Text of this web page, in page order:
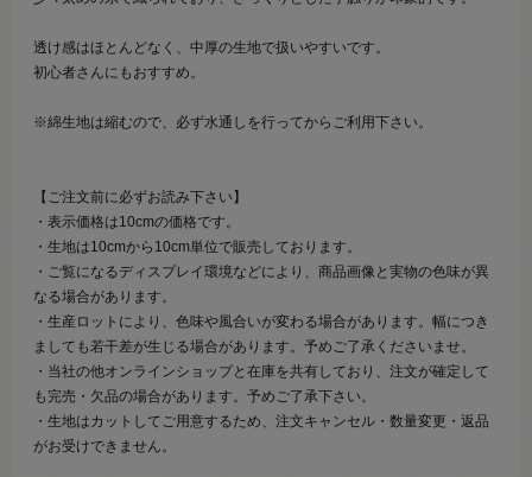
透け感はほとんどなく、中厚の生地で扱いやすいです。
初心者さんにもおすすめ。
※綿生地は縮むので、必ず水通しを行ってからご利用下さい。
【ご注文前に必ずお読み下さい】
・表示価格は10cmの価格です。
・生地は10cmから10cm単位で販売しております。
・ご覧になるディスプレイ環境などにより、商品画像と実物の色味が異
なる場合があります。
・生産ロットにより、色味や風合いが変わる場合があります。幅につき
ましても若干差が生じる場合があります。予めご了承くださいませ。
・当社の他オンラインショップと在庫を共有しており、注文が確定して
も完売・欠品の場合があります。予めご了承下さい。
・生地はカットしてご用意するため、注文キャンセル・数量変更・返品
がお受けできません。